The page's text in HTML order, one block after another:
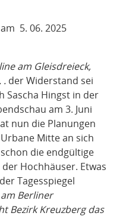
5. 06. 2025
am Gleisdreieck,
. der Widerstand sei
Sascha Hingst in der
am 3. Juni
nun die Planungen
Mitte an sich
die endgültige
Hochhäuser. Etwas
Tagesspiegel
Berliner
Bezirk Kreuzberg das